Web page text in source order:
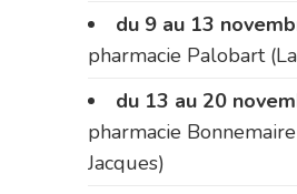
du 9 au 13
pharmacie Palobart
du 13 au 20
pharmacie
Jacques)